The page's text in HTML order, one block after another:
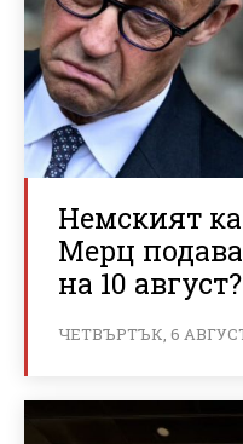
Немският
Мерц
на 10 август?
ЧЕТВЪРТЪК, 6